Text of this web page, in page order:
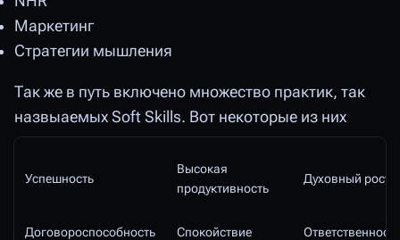
Маркетинг
Стратегии мышления
Так же в путь включено множество практик, так
назвыаемых Soft Skills. Вот некоторые из них
Успешность
Высокая
продуктивность
Духовный рост
Договороспособность Спокойствие Ответственность